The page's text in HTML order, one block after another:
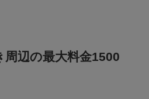
周辺の最大料金1500